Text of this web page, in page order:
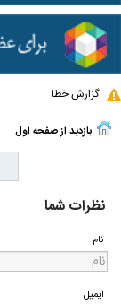
گزارش خطا
بازدید از صفحه اول
نظرات شما
نام
ایمیل